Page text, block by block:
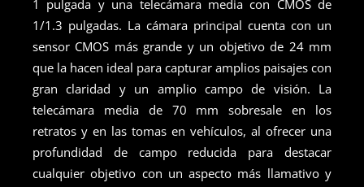
1 pulgada y una telecámara media con CMOS de
1/1.3 pulgadas. La cámara principal cuenta con un
sensor CMOS más grande y un objetivo de 24 mm
que la hacen ideal para capturar amplios paisajes con
gran claridad y un amplio campo de visión. La
telecámara media de 70 mm sobresale en los
retratos y en las tomas en vehículos, al ofrecer una
profundidad de campo reducida para destacar
cualquier objetivo con un aspecto más llamativo y